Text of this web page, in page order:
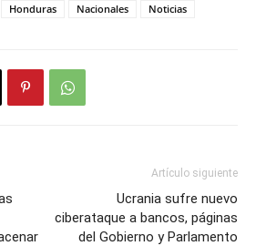
Honduras Nacionales Noticias
Artículo siguiente
Ucrania sufre nuevo
ciberataque a bancos, páginas
del Gobierno y Parlamento